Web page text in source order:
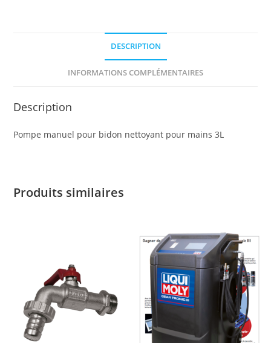
DESCRIPTION
INFORMATIONS COMPLÉMENTAIRES
Description
Pompe manuel pour bidon nettoyant pour mains 3L
Produits similaires